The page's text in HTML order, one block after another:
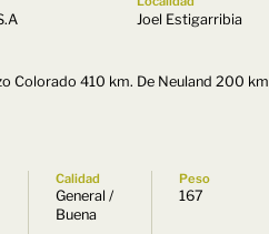
Joel Estigarribia
Colorado 410 km. De Neuland 200 km
Calidad
General /
Buena
Peso
167